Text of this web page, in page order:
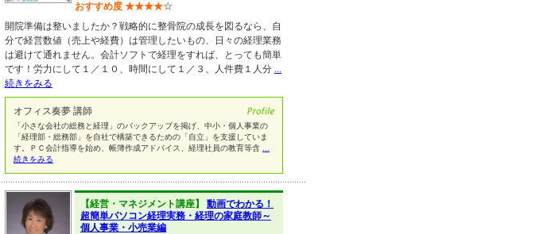
おすすめ度 ★★★★☆
開院準備は整いましたか？戦略的に整骨院の成長を図るなら、自
分で経営数値（売上や経費）は管理したいもの、日々の経理業務
は避けて通れません。会計ソフトで経理をすれば、とっても簡単
です！労力にして１／１０、時間にして１／３、人件費１人分 ...
続きをみる
オフィス奏夢 講師
「小さな会社の総務と経理」のバックアップを掲げ、中小・個人事業の
「経理部・総務部」を自社で構築できるための「自立」を支援していま
す。ＰＣ会計指導を始め、帳簿作成アドバイス、経理社員の教育等含
続きをみる
【経営・マネジメント講座】 動画でわかる！
超簡単パソコン経理実務・経理の家庭教師～
個人事業・小売業編